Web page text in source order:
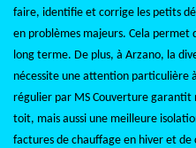
faire, identifie et corrige les petits
en problèmes majeurs. Cela permet
long terme. De plus, à Arzano, la
nécessite une attention
régulier par MS Couverture
toit, mais aussi une meilleure
factures de chauffage en hiver et